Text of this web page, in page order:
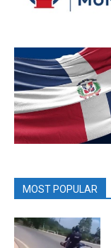
MOST POPULAR